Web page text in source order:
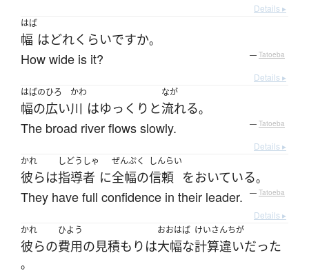
Details ▸
はば
幅 はどれくらいですか。
How wide is it? — Tatoeba
Details ▸
はばのひろ
幅の広い
かわ
川 はゆっくりと
なが
流れる。
The broad river flows slowly. — Tatoeba
Details ▸
かれ
彼らは
しどうしゃ
指導者 に
ぜんぷく
全幅の
しんらい
信頼 をおいている。
They have full confidence in their leader. — Tatoeba
Details ▸
かれ
彼らの
ひよう
費用の見積もり は
おおはば
大幅な
けいさんちが
計算違いだった
。